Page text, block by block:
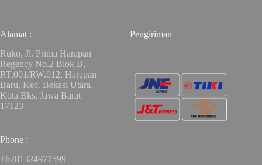
Alamat :
Ruko, Jl. Prima Harapan
Regency No.2 Blok B,
RT.001/RW.012, Harapan
Baru, Kec. Bekasi Utara,
Kota Bks, Jawa Barat
17123
Phone :
+6281324977599
Pengiriman